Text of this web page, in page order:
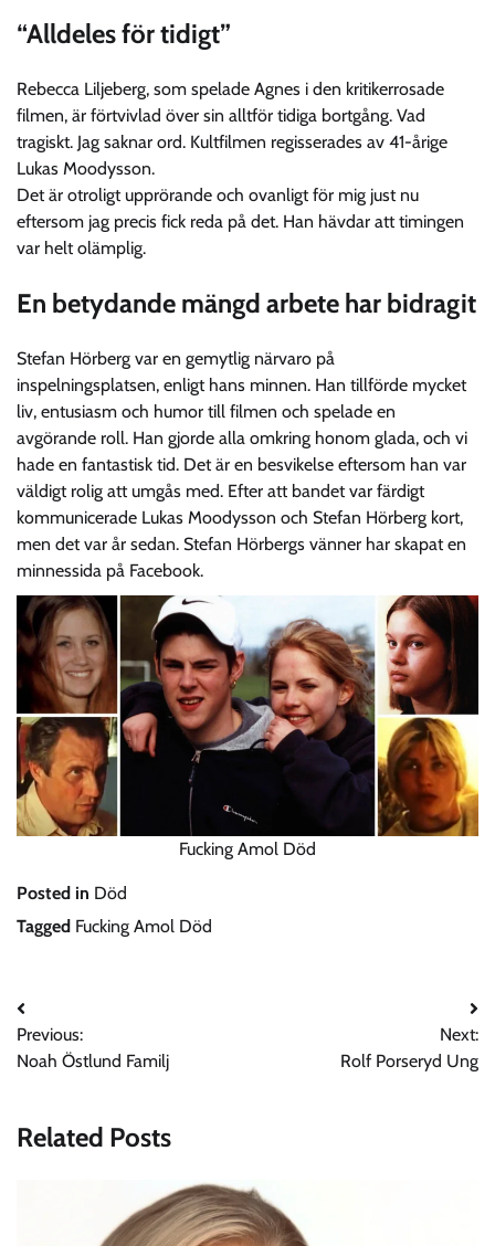
“Alldeles för tidigt”
Rebecca Liljeberg, som spelade Agnes i den kritikerrosade
filmen, är förtvivlad över sin alltför tidiga bortgång. Vad
tragiskt. Jag saknar ord. Kultfilmen regisserades av 41-årige
Lukas Moodysson.
Det är otroligt upprörande och ovanligt för mig just nu
eftersom jag precis fick reda på det. Han hävdar att timingen
var helt olämplig.
En betydande mängd arbete har bidragit
Stefan Hörberg var en gemytlig närvaro på
inspelningsplatsen, enligt hans minnen. Han tillförde mycket
liv, entusiasm och humor till filmen och spelade en
avgörande roll. Han gjorde alla omkring honom glada, och vi
hade en fantastisk tid. Det är en besvikelse eftersom han var
väldigt rolig att umgås med. Efter att bandet var färdigt
kommunicerade Lukas Moodysson och Stefan Hörberg kort,
men det var år sedan. Stefan Hörbergs vänner har skapat en
minnessida på Facebook.
Fucking Amol Död
Posted in Död
Tagged Fucking Amol Död
Post
navigation
Previous:
Noah Östlund Familj
Next:
Rolf Porseryd Ung
Related Posts